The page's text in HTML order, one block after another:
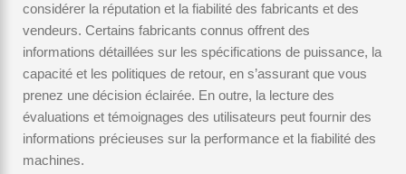
considérer la réputation et la fiabilité des fabricants et des
vendeurs. Certains fabricants connus offrent des
informations détaillées sur les spécifications de puissance, la
capacité et les politiques de retour, en s’assurant que vous
prenez une décision éclairée. En outre, la lecture des
évaluations et témoignages des utilisateurs peut fournir des
informations précieuses sur la performance et la fiabilité des
machines.